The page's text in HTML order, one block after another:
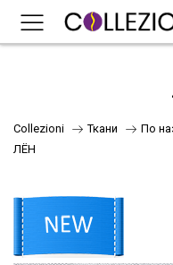
Collezioni Ткани По
ЛЁН